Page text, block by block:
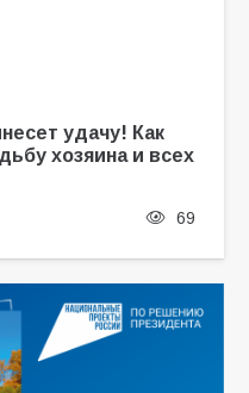
удачу! Как
хозяина и всех
69